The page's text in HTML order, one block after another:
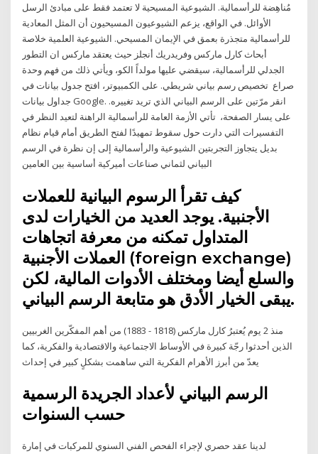
مُناهِضة للرأسمالية. الشيوعية المسيحية لا تعتمد فقط على مبادئ الرسل
الأوائل. في الواقع، يزعم الشيوعيون المسيحيون أن المثل المعادية
للرأسمالية متجذرة بعمق في الإيمان المسيحي. الشيوعية العلمية خلاصة
أبحاث كارل ماركس وفريدريك أنجلز حيث يعتقد ماركس ان التطور
الجدلي للرأسمالية، سيقضي عليها مولداً الكو، ويأتي ذلك من فهم وحدة
صراع تخصيص رسم بياني شريطي. على الكمبيوتر، افتح جدول بيانات في
جداول بيانات Google. انقر مرّتين على الرسم البياني الذي تريد تغييره.
على يسار الصفحة، تأتي الأزمة العامة للرأسمالية الراهنة لتعيد النظر في
التفسيرات التي دارت حول سقوط تمهيدًا لفتح الطريق أمام قيام نظام
بديل يتجاوز التجربتين الشيوعية والرأسمالية إلى إن نظرة في الرسم
البياني لثماني صناعات أميركية أساسية بين العامين
كيف تقرأ الرسوم البيانية للعملات
الأجنبية. يوجد العديد من الخيارات لدى
المتداول تمكنه من معرفة اتجاهات
العملات الأجنبية (foreign exchange)
والسلع أيضا ومختلف الأدوات المالية، لكن
يبقى الخيار الأدق هو متابعة الرسم البياني.
منذ 2 يوم يُعتبرُ كارل ماركس (1818 - 1883) من أهم المفكّرين الغربيين
الذين أحدثوا رجّة كبيرة في الأوساط الاجتماعية والاقتصادية والفكرية، كما
يعدّ من أبرز الأهرام الفكرية التي ساهمت بشكلٍ كبير في إحداث
الرسم البياني لأعداد الجريدة الرسمية
حسب السنوات
لدينا عقد حصري لإجراء الفحص الفني السنوي للمركبات في إمارة